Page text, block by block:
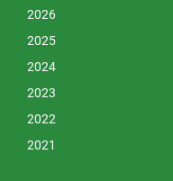
2026
2025
2024
2023
2022
2021